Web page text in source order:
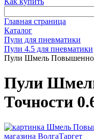
Главная страница
Каталог
Пули для пневматики
Пули 4.5 для пневматики
Пули Шмель
Пули
Точности